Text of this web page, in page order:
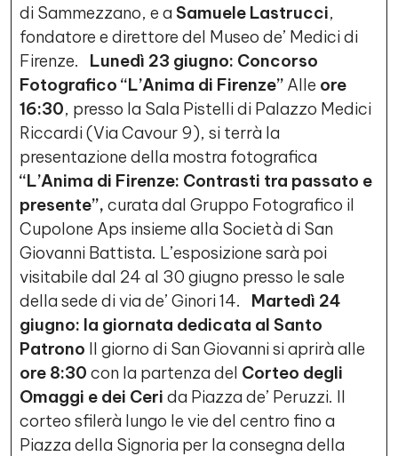
di Sammezzano, e a Samuele Lastrucci,
fondatore e direttore del Museo de’ Medici di
Firenze.
Lunedì 23 giugno: Concorso
Fotografico “L’Anima di Firenze” Alle ore
16:30, presso la Sala Pistelli di Palazzo Medici
Riccardi (Via Cavour 9), si terrà la
presentazione della mostra fotografica
“L’Anima di Firenze: Contrasti tra passato e
presente”, curata dal Gruppo Fotografico il
Cupolone Aps insieme alla Società di San
Giovanni Battista. L’esposizione sarà poi
visitabile dal 24 al 30 giugno presso le sale
della sede di via de’ Ginori 14.
Martedì 24
giugno: la giornata dedicata al Santo
Patrono Il giorno di San Giovanni si aprirà alle
ore 8:30 con la partenza del Corteo degli
Omaggi e dei Ceri da Piazza de’ Peruzzi. Il
corteo sfilerà lungo le vie del centro fino a
Piazza della Signoria per la consegna della